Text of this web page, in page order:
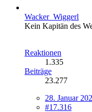
Wacker_Wiggerl
Kein Kapitän des
Reaktionen
1.335
Beiträge
23.277
28. Januar
#17.316